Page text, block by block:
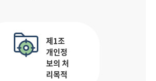
제1조
개인정
보의 처
리목적